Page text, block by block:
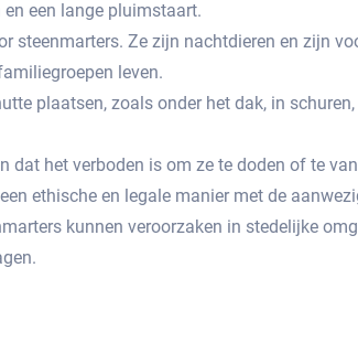
een lange pluimstaart.​
steenmarters. Ze zijn nachtdieren en zijn
leven.​
plaatsen, zoals onder het dak, in
het verboden is om ze te doden of te
ethische en legale manier met de
kunnen veroorzaken in stedelijke